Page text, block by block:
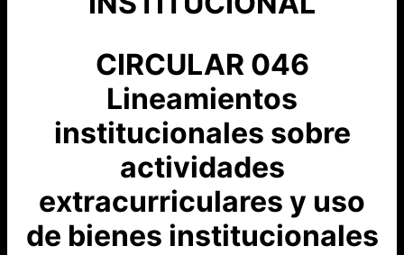
CIRCULAR 046
Lineamientos
institucionales sobre
actividades
extracurriculares y uso
de bienes institucionales